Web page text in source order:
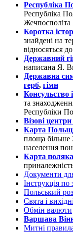
Республіка
Республіка
Коротка
знайдені на
відносяться
Державний
написана Я.
Державна
герб, гімн
Консульство
та
Республіки
Візові
Карта
площа більше
населення
Карта поляка
Документи
Інструкція по
Польський
Свята і
Обмін валюти
Варшава
Митні